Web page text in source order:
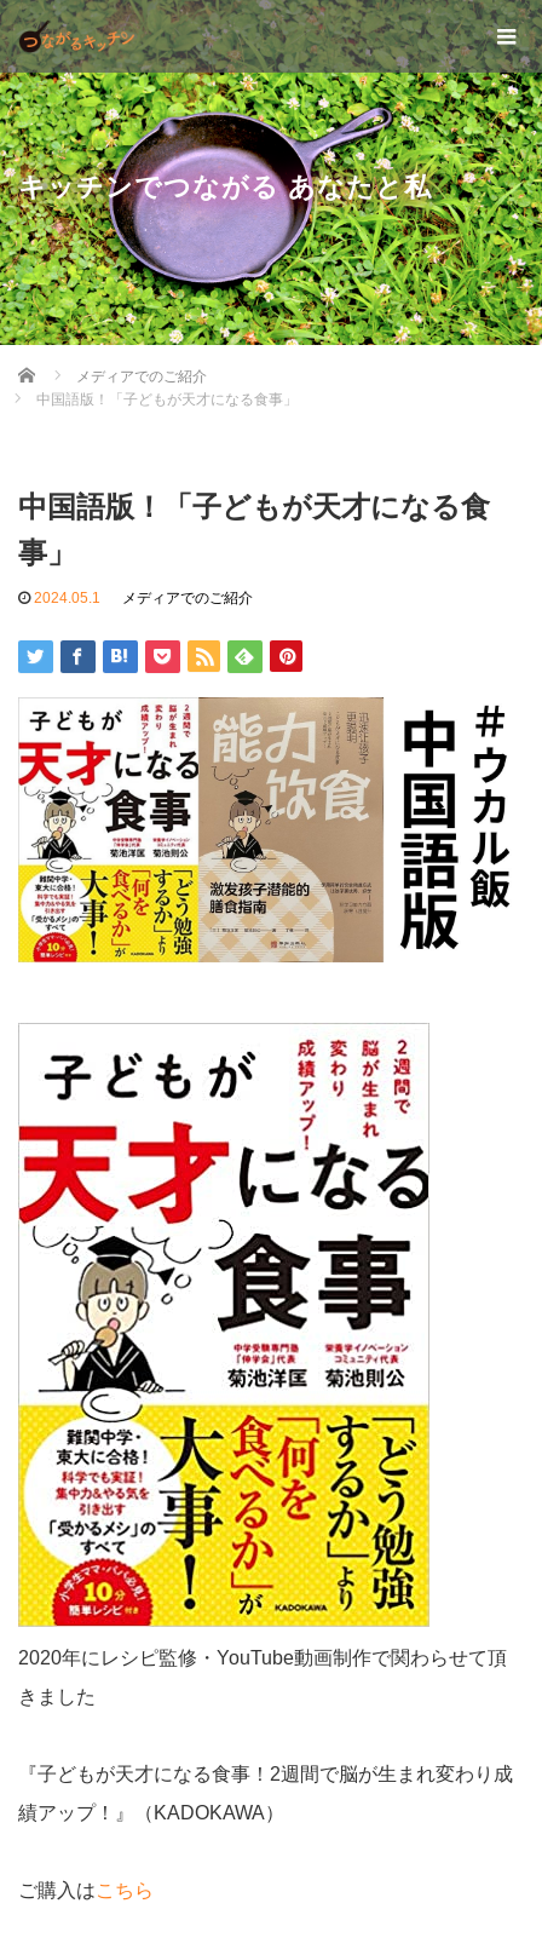
キッチンでつながる あなたと私
Home
メディアでのご紹介
中国語版！「子どもが天才になる食事」
中国語版！「子どもが天才になる食
事」
2024.05.1 メディアでのご紹介
2020年にレシピ監修・YouTube動画制作で関わらせて頂
きました
『子どもが天才になる食事！2週間で脳が生まれ変わり成
績アップ！』（KADOKAWA）
ご購入はこちら